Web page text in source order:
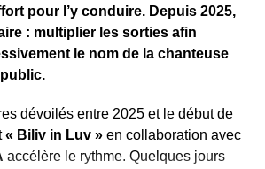
urbaine gabonaise en 2026.
Telegram
Email
>>
pour l’y conduire. Depuis 2025,
: multiplier les sorties afin
le nom de la chanteuse
dévoilés entre 2025 et le début de
« Biliv in Luv »en collaboration avec
accélère le rythme. Quelques jours